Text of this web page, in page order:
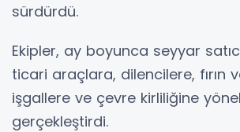
sürdürdü.
Ekipler, ay boyunca seyyar
ticari araçlara, dilencilere, fırın
işgallere ve çevre kirliliğine
gerçekleştirdi.